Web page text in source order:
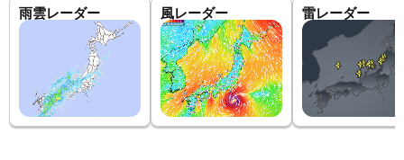
雨雲レーダー 風レーダー 雷レーダー